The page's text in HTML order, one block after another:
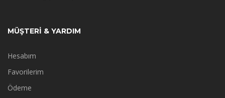
MÜŞTERİ & YARDIM
Hesabım
Favorilerim
Ödeme